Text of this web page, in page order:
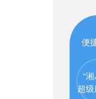
便
“
超